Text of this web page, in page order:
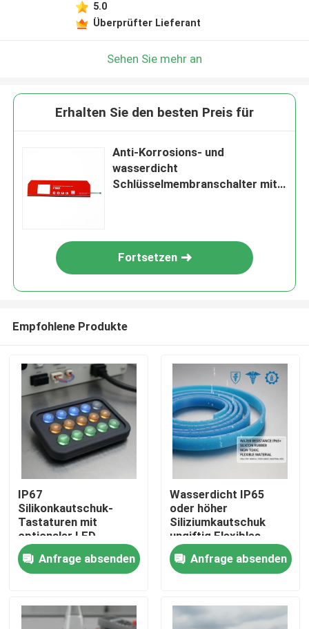
Startseite
Produkte
Videos
5.0
Überprüfter Lieferant
Sehen Sie mehr an
Erhalten Sie den besten Preis für
Anti-Korrosions- und
wasserdicht
Schlüsselmembranschalter mit
Fortsetzen
Empfohlene Produkte
IP67
Silikonkautschuk-
Tastaturen mit
optionaler LED-
Hintergrundbeleuchtung,
langlebige,
abgedichtete
elektronische
Steuerungen
Anfrage absenden
Wasserdicht IP65
oder höher
Siliziumkautschuk
ungiftig Flexibles
Material ideal für
medizinische
Lebensmittel und
Anwendungen
Anfrage absenden